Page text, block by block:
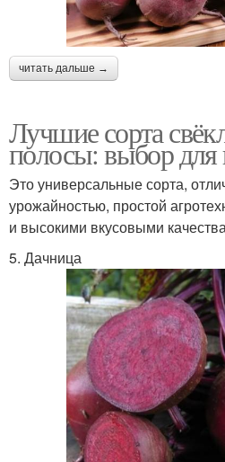
читать дальше →
Лучшие сорта
полосы: выбор для
Это универсальные сорта,
урожайностью, простой
и высокими вкусовыми
5. Дачница